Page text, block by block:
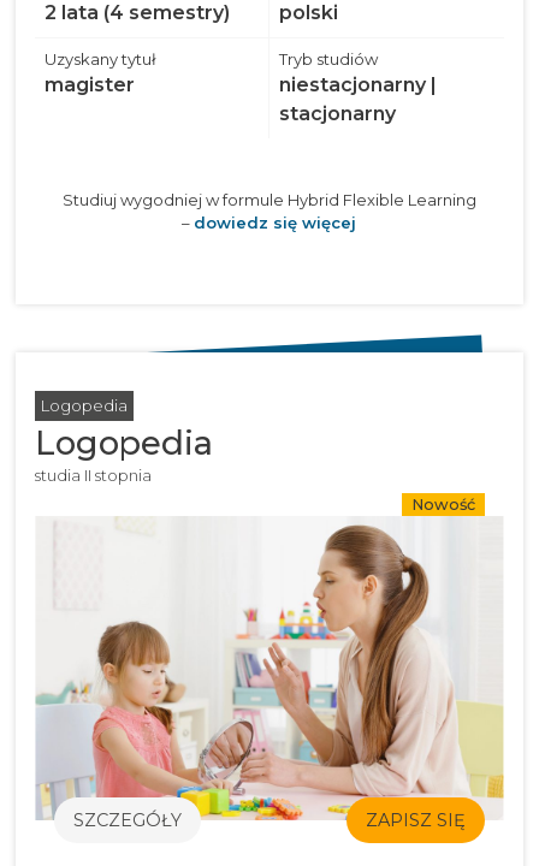
2 lata (4 semestry) polski
Uzyskany tytuł
magister
Tryb studiów
niestacjonarny |
stacjonarny
Studiuj wygodniej w formule Hybrid Flexible Learning
– dowiedz się więcej
Logopedia
Logopedia
studia II stopnia
Nowość
SZCZEGÓŁY ZAPISZ SIĘ